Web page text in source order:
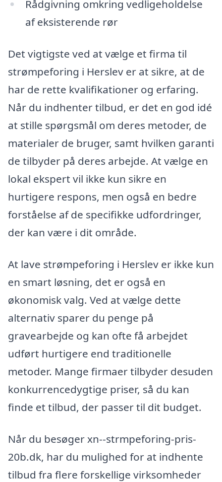
Rådgivning omkring vedligeholdelse
af eksisterende rør
Det vigtigste ved at vælge et firma til
strømpeforing i Herslev er at sikre, at de
har de rette kvalifikationer og erfaring.
Når du indhenter tilbud, er det en god idé
at stille spørgsmål om deres metoder, de
materialer de bruger, samt hvilken garanti
de tilbyder på deres arbejde. At vælge en
lokal ekspert vil ikke kun sikre en
hurtigere respons, men også en bedre
forståelse af de specifikke udfordringer,
der kan være i dit område.
At lave strømpeforing i Herslev er ikke kun
en smart løsning, det er også en
økonomisk valg. Ved at vælge dette
alternativ sparer du penge på
gravearbejde og kan ofte få arbejdet
udført hurtigere end traditionelle
metoder. Mange firmaer tilbyder desuden
konkurrencedygtige priser, så du kan
finde et tilbud, der passer til dit budget.
Når du besøger xn--strmpeforing-pris-
20b.dk, har du mulighed for at indhente
tilbud fra flere forskellige virksomheder